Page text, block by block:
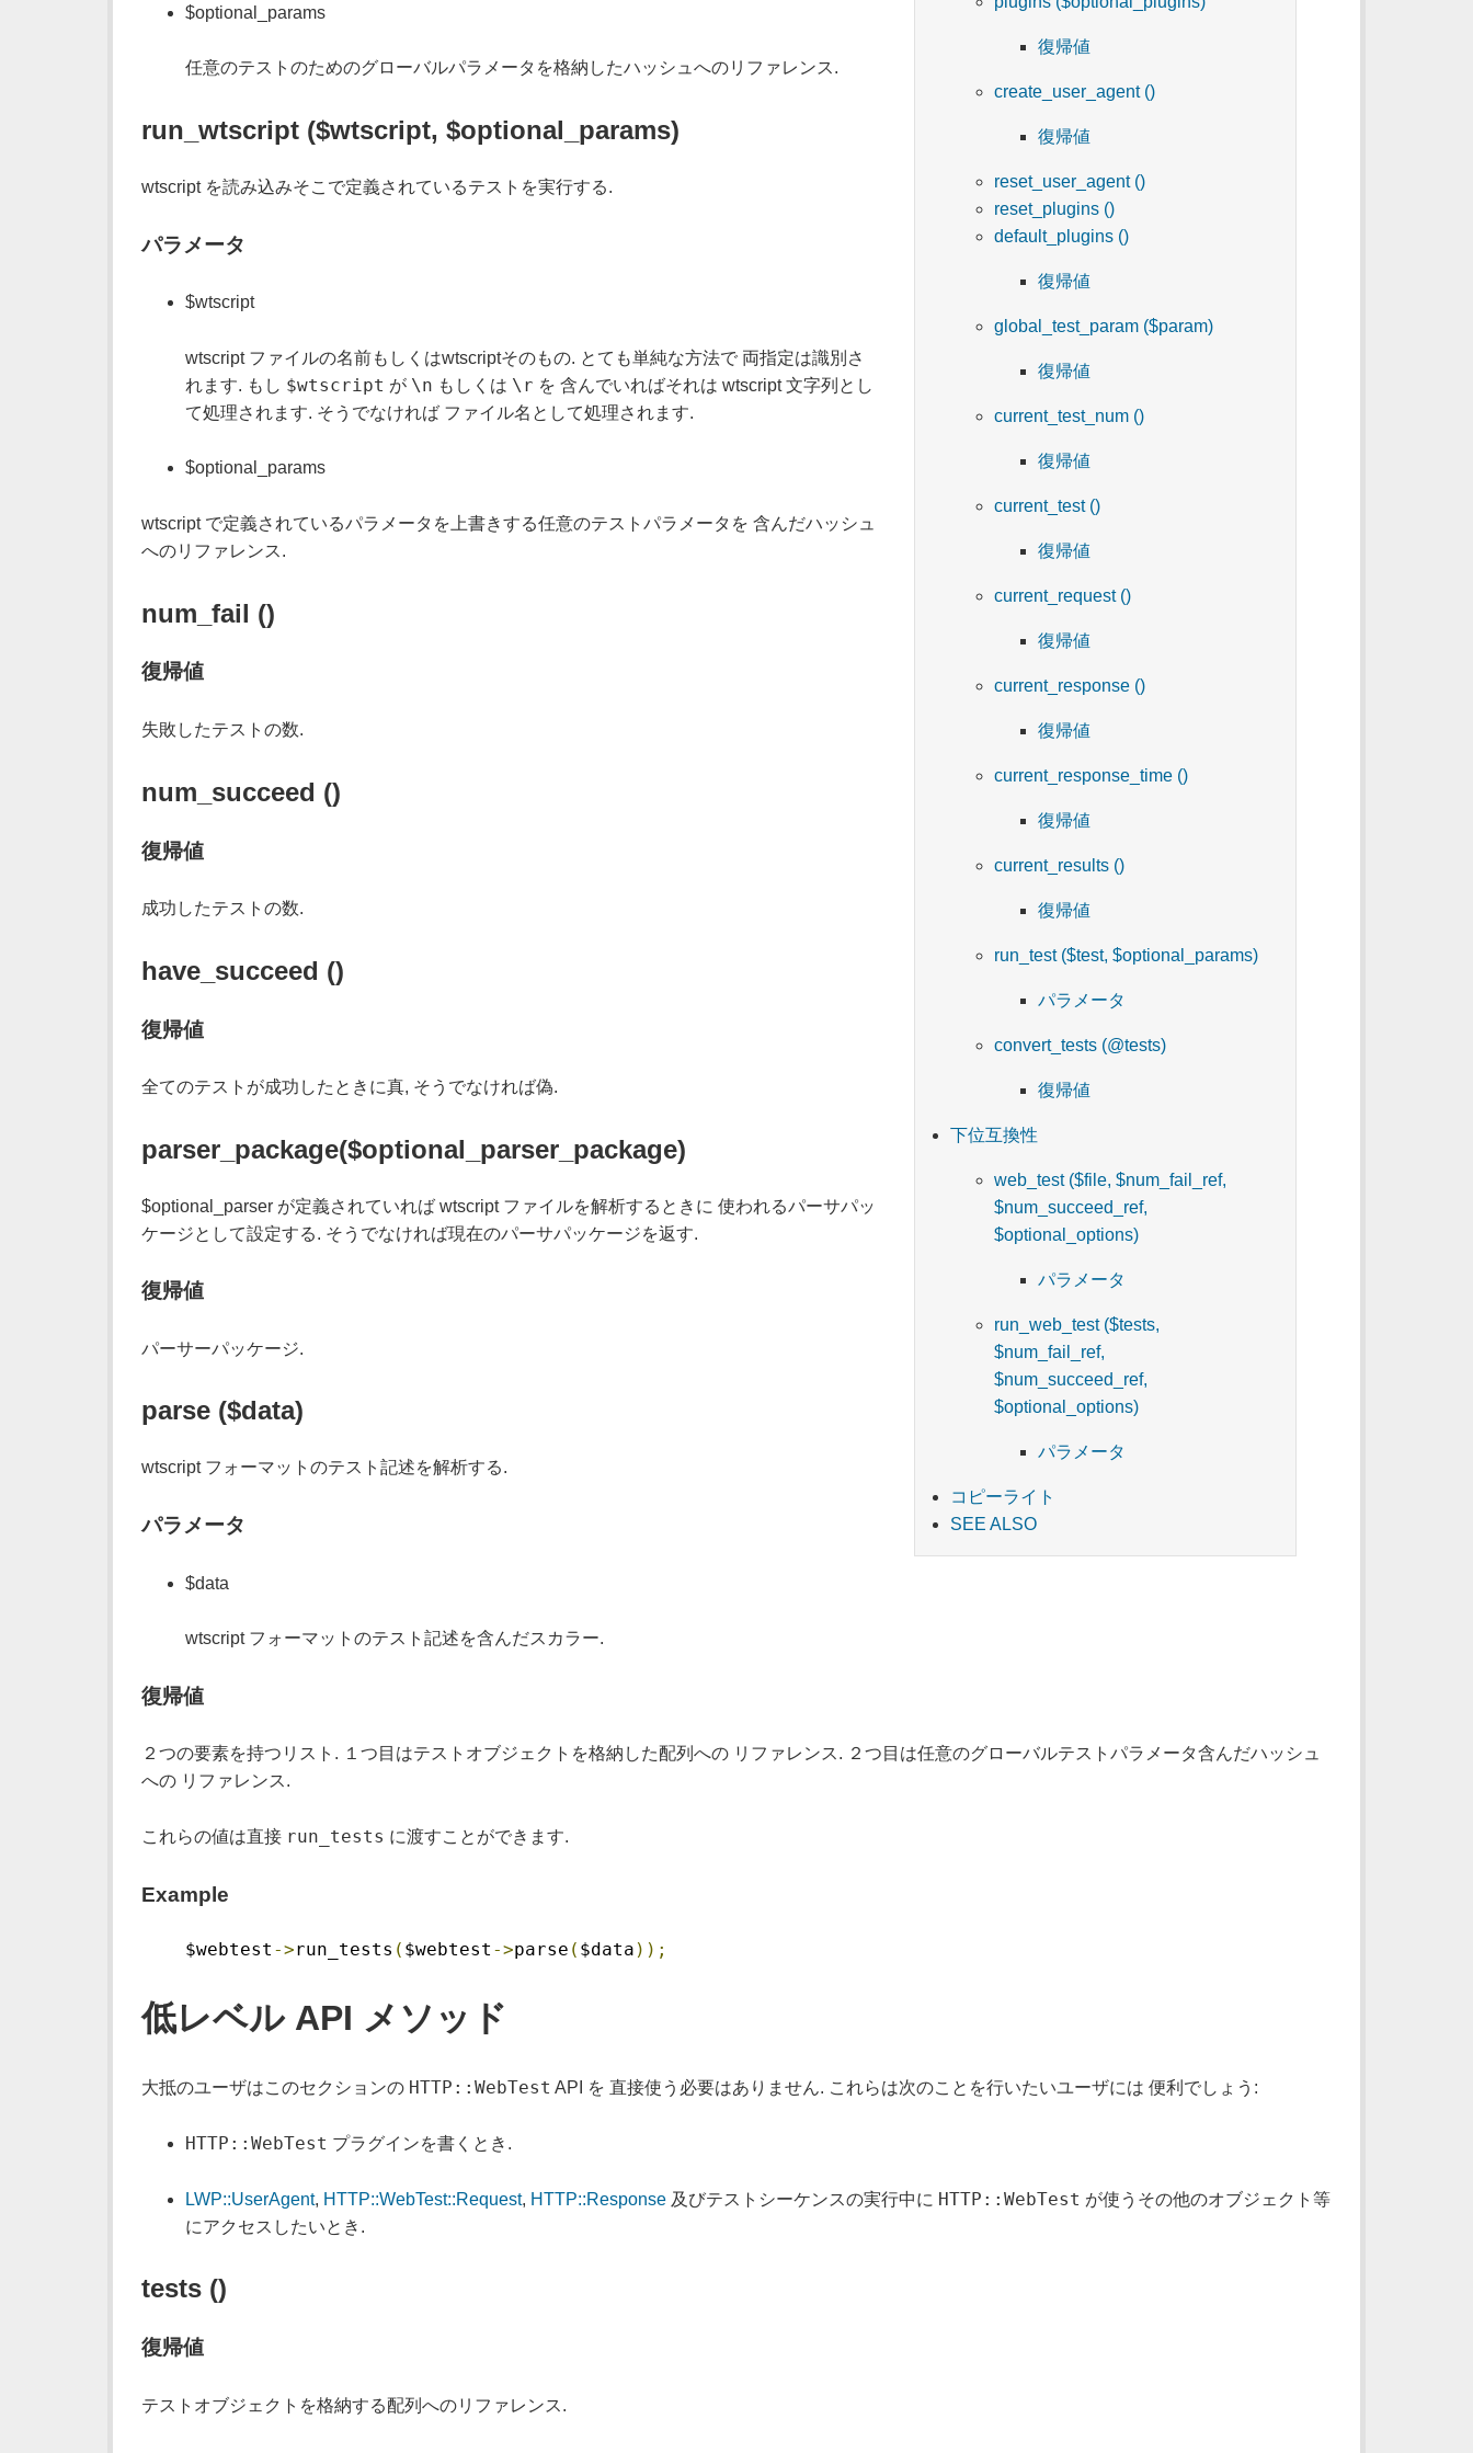
復帰値
create_user_agent ()
復帰値
reset_user_agent ()
reset_plugins ()
default_plugins ()
復帰値
global_test_param ($param)
復帰値
current_test_num ()
復帰値
current_test ()
復帰値
current_request ()
復帰値
current_response ()
復帰値
current_response_time ()
復帰値
current_results ()
復帰値
run_test ($test, $optional_params)
パラメータ
convert_tests (@tests)
復帰値
下位互換性
web_test ($file, $num_fail_ref,
$num_succeed_ref,
$optional_options)
パラメータ
run_web_test ($tests,
$num_fail_ref,
$num_succeed_ref,
$optional_options)
パラメータ
コピーライト
SEE ALSO
$optional_params
任意のテストのためのグローバルパラメータを格納したハッシュへのリファレンス.
run_wtscript ($wtscript, $optional_params)
wtscript を読み込みそこで定義されているテストを実行する.
パラメータ
$wtscript
wtscript ファイルの名前もしくはwtscriptそのもの. とても単純な方法で 両指定は識別さ
れます. もし $wtscript が \n もしくは \r を 含んでいればそれは wtscript 文字列とし
て処理されます. そうでなければ ファイル名として処理されます.
$optional_params
wtscript で定義されているパラメータを上書きする任意のテストパラメータを 含んだハッシュ
へのリファレンス.
num_fail ()
復帰値
失敗したテストの数.
num_succeed ()
復帰値
成功したテストの数.
have_succeed ()
復帰値
全てのテストが成功したときに真, そうでなければ偽.
parser_package($optional_parser_package)
$optional_parser が定義されていれば wtscript ファイルを解析するときに 使われるパーサパッ
ケージとして設定する. そうでなければ現在のパーサパッケージを返す.
復帰値
パーサーパッケージ.
parse ($data)
wtscript フォーマットのテスト記述を解析する.
パラメータ
$data
wtscript フォーマットのテスト記述を含んだスカラー.
復帰値
２つの要素を持つリスト. １つ目はテストオブジェクトを格納した配列への リファレンス. ２つ目は任意のグローバルテストパラメータ含んだハッシュ
への リファレンス.
これらの値は直接 run_tests に渡すことができます.
Example
$webtest ->run_tests ( $webtest ->parse ( $data ));
低レベル API メソッド
大抵のユーザはこのセクションの HTTP::WebTest API を 直接使う必要はありません. これらは次のことを行いたいユーザには 便利でしょう:
HTTP::WebTest プラグインを書くとき.
LWP::UserAgent, HTTP::WebTest::Request, HTTP::Response及びテストシーケンスの実行中に HTTP::WebTest が使うその他のオブジェクト等
にアクセスしたいとき.
tests ()
復帰値
テストオブジェクトを格納する配列へのリファレンス.